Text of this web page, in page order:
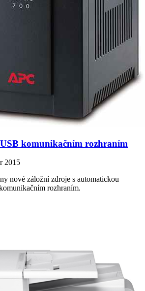
komunikačním rozhraním
nové záložní zdroje s automatickou
rozhraním.